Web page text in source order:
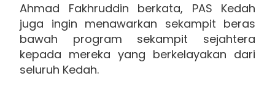
Ahmad Fakhruddin berkata, PAS Kedah
juga ingin menawarkan sekampit beras
bawah program sekampit sejahtera
kepada mereka yang berkelayakan dari
seluruh Kedah.